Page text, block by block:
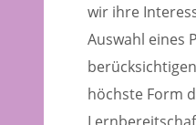
wir ihre
Auswahl eines
höchste Form